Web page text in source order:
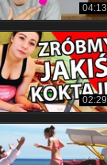
04:13
02:29